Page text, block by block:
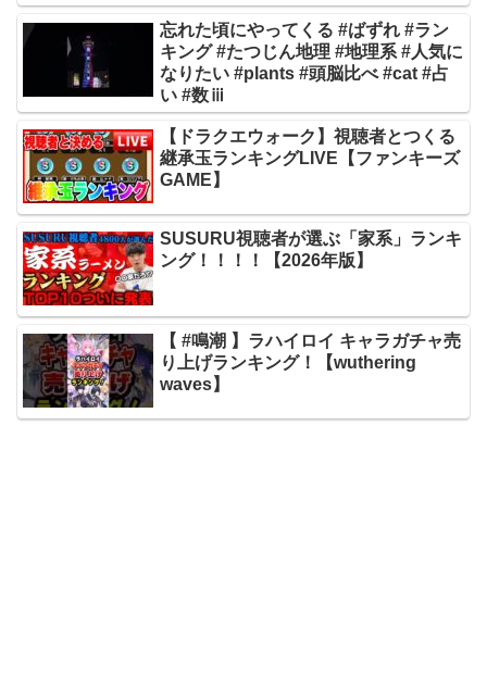
忘れた頃にやってくる #ばずれ #ラン
キング #たつじん地理 #地理系 #人気に
なりたい #plants #頭脳比べ #cat #占
い #数ⅲ
【ドラクエウォーク】視聴者とつくる
継承玉ランキングLIVE【ファンキーズ
GAME】
SUSURU視聴者が選ぶ「家系」ランキ
ング！！！！【2026年版】
【 #鳴潮 】ラハイロイ キャラガチャ売
り上げランキング！【wuthering
waves】